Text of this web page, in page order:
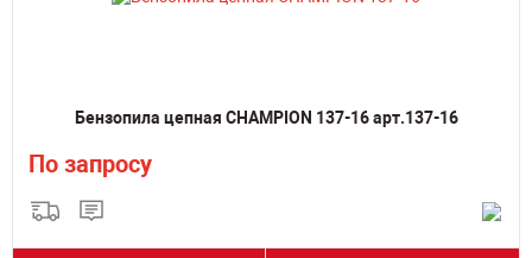
Бензопила цепная CHAMPION 137-16 арт.137-16
По запросу